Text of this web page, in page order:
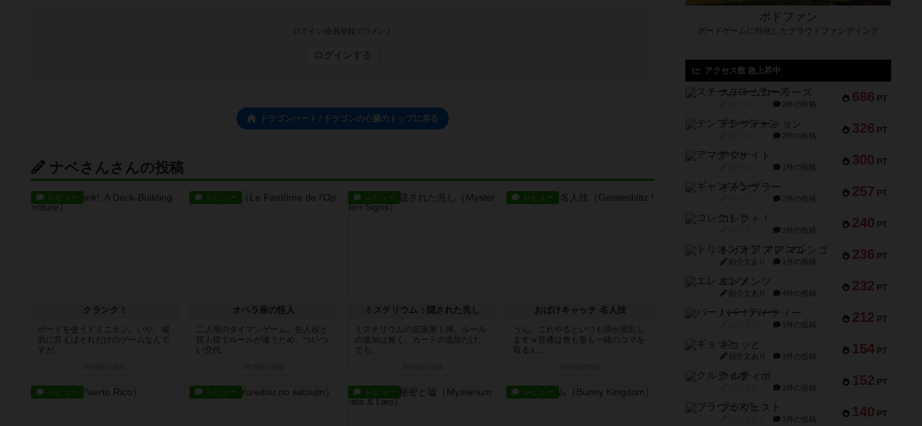
ログイン/会員登録でコメント
ログインする
ドラゴンハート / ドラゴンの心臓のトップに戻る
ナベさんさんの投稿
レビュー
クランク！
ボードを使うドミニオン。いや、端
的に言えばそれだけのゲームなんで
すが、...
レビュー
オペラ座の怪人
二人用のタイマンゲーム。犯人役と
怪人役でルールが違うため、ついつ
い交代...
レビュー
ミステリウム：隠された兆し
ミステリウムの拡張第１弾。ルール
の追加は無く、カードの追加だけ。
でも、...
レビュー
おばけキャッチ 名人技
うん。これやるといつも頭が混乱し
ますｗ普通は色も形も一緒のコマを
取るん...
レビュー レビュー レビュー レビュー
ボドファン
ボードゲームに特化したクラウドファンディング
アクセス数 急上昇中
686 PT
スチームローラーズ
2件の投稿
326 PT
テンプテーション
2件の投稿
300 PT
アマナイト
1件の投稿
257 PT
ギャンブラー
2件の投稿
240 PT
コレクト！
1件の投稿
236 PT
トリオンフ ア マレンゴ
紹介文あり 1件の投稿
232 PT
エレメンツ
紹介文あり 4件の投稿
212 PT
バー！パーティー
1件の投稿
154 PT
ギョッと
紹介文あり 1件の投稿
152 PT
クルティボ
1件の投稿
140 PT
ブラヴェスト
1件の投稿